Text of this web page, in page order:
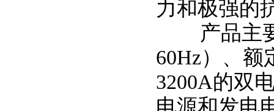
力和极强的
产品主要
60Hz）、额
3200A的双
电源和发电